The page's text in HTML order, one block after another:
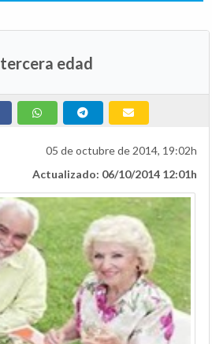
tercera edad
05 de octubre de 2014, 19:02h
Actualizado: 06/10/2014 12:01h